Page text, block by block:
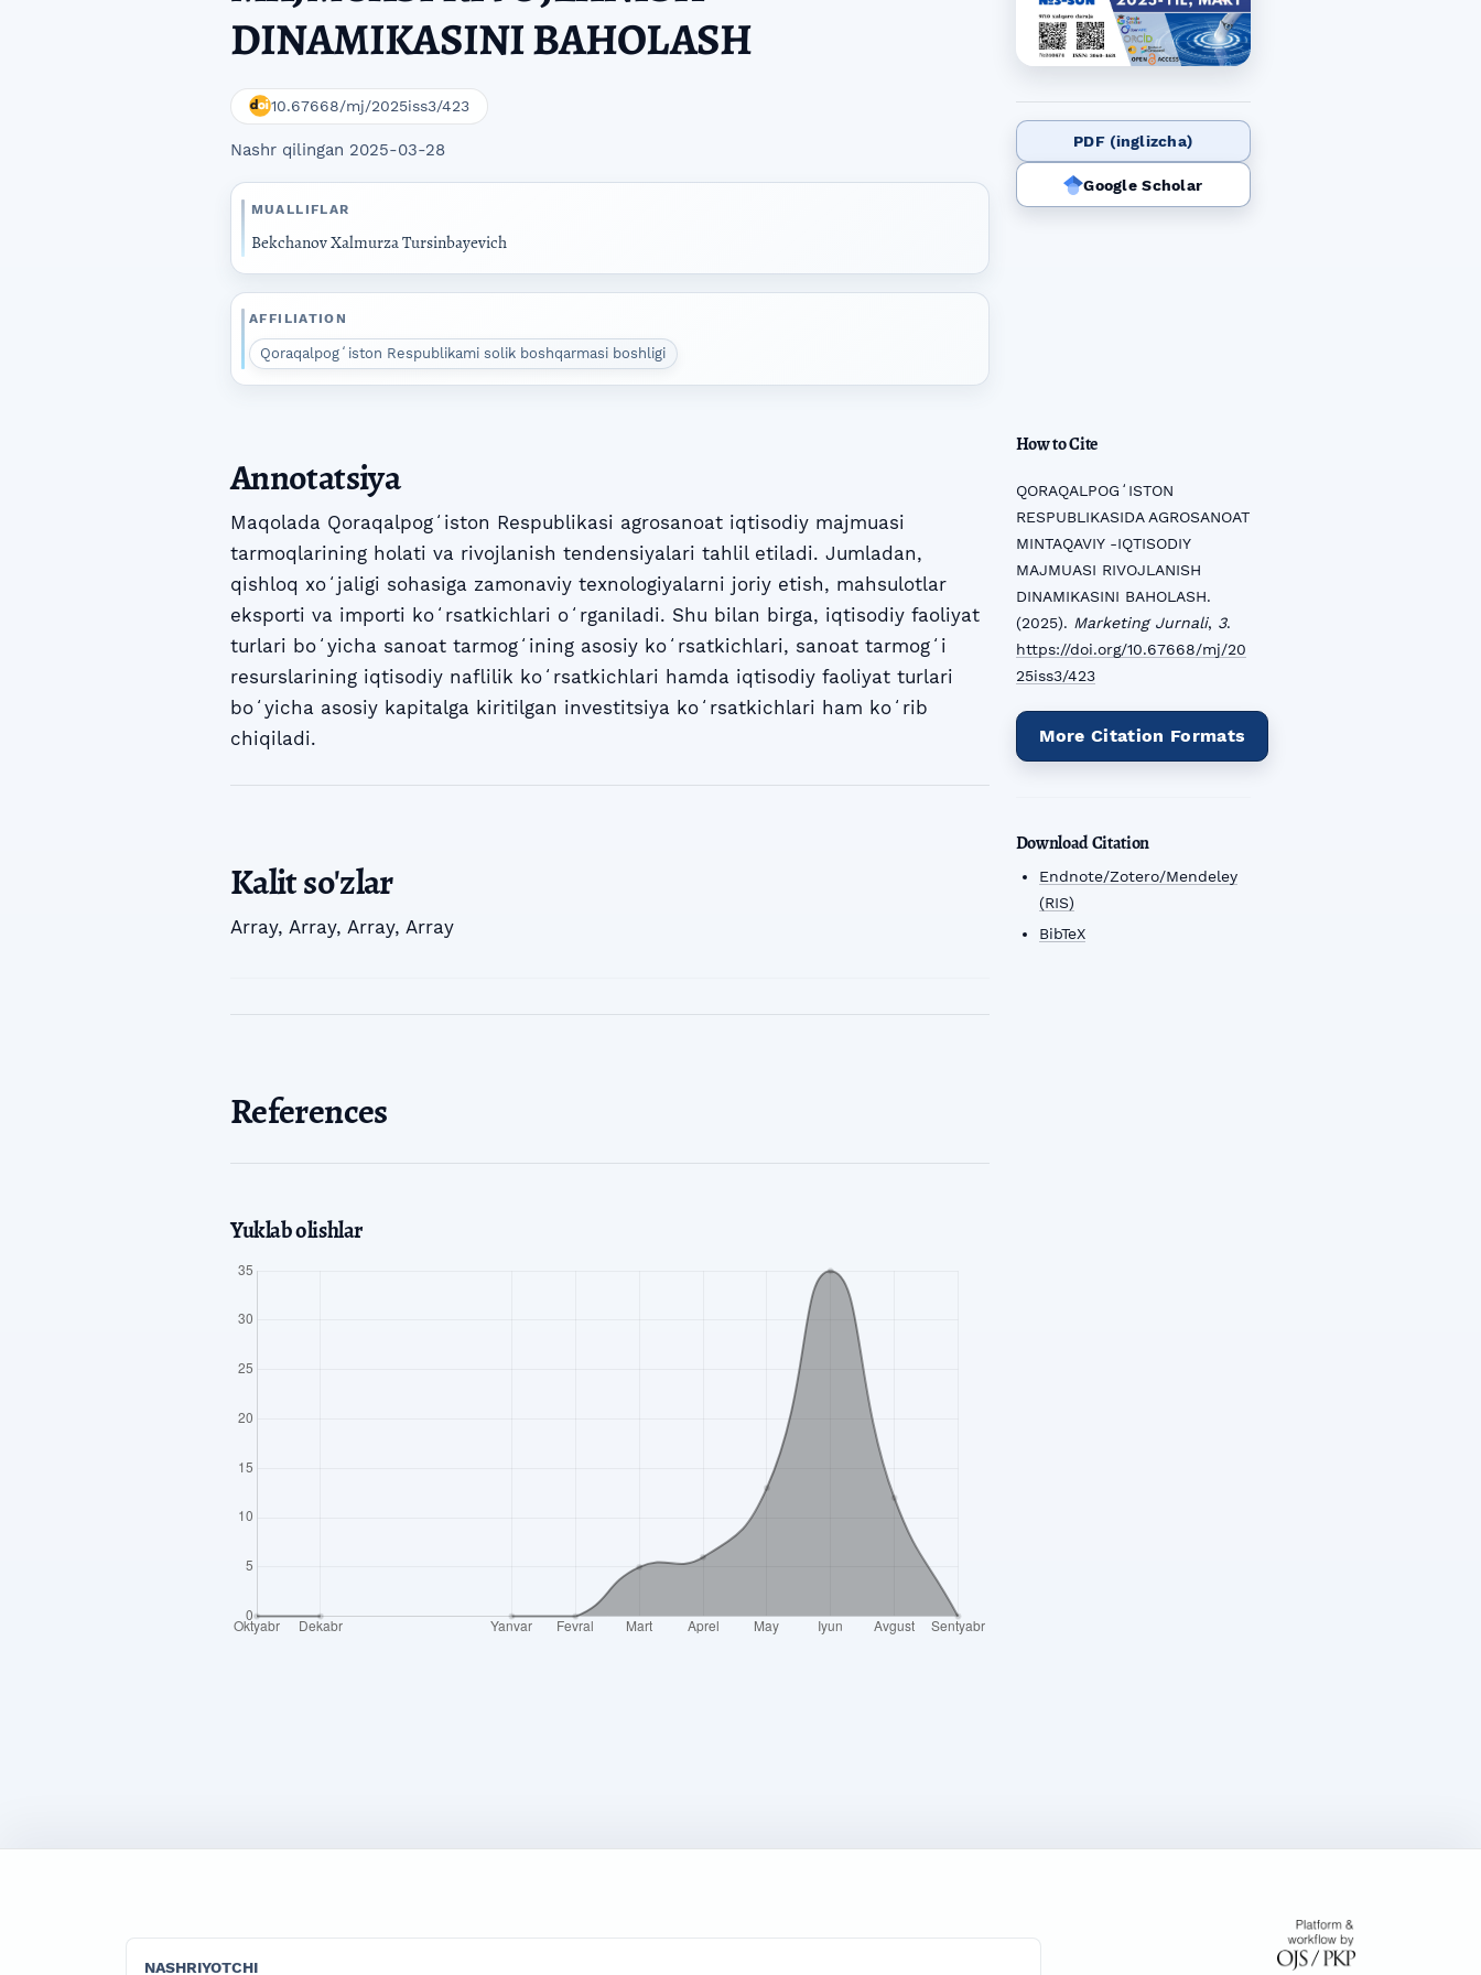
DINAMIKASINI BAHOLASH
10.67668/mj/2025iss3/423
Nashr qilingan 2025-03-28
MUALLIFLAR
Bekchanov Xalmurza Tursinbayevich
AFFILIATION
Qoraqalpogʻiston Respublikami solik boshqarmasi boshligi
PDF (inglizcha)
Google Scholar
How to Cite
QORAQALPOGʻISTON
RESPUBLIKASIDA AGROSANOAT
MINTAQAVIY -IQTISODIY
MAJMUASI RIVOJLANISH
DINAMIKASINI BAHOLASH.
(2025). Marketing Jurnali, 3.
https://doi.org/10.67668/mj/20
25iss3/423
More Citation Formats
Download Citation
Endnote/Zotero/Mendeley
(RIS)
BibTeX
Annotatsiya
Maqolada Qoraqalpogʻiston Respublikasi agrosanoat iqtisodiy majmuasi
tarmoqlarining holati va rivojlanish tendensiyalari tahlil etiladi. Jumladan,
qishloq xoʻjaligi sohasiga zamonaviy texnologiyalarni joriy etish, mahsulotlar
eksporti va importi koʻrsatkichlari oʻrganiladi. Shu bilan birga, iqtisodiy faoliyat
turlari boʻyicha sanoat tarmogʻining asosiy koʻrsatkichlari, sanoat tarmogʻi
resurslarining iqtisodiy naflilik koʻrsatkichlari hamda iqtisodiy faoliyat turlari
boʻyicha asosiy kapitalga kiritilgan investitsiya koʻrsatkichlari ham koʻrib
chiqiladi.
Kalit so'zlar
Array, Array, Array, Array
References
Yuklab olishlar
NASHRIYOTCHI